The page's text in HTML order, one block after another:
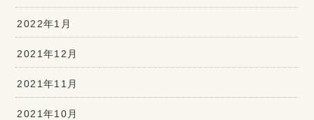
2022年1月
2021年12月
2021年11月
2021年10月